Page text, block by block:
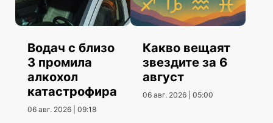
Водач с близо
3 промила
алкохол
катастрофира
06 авг. 2026 | 09:18
Какво вещаят
звездите за 6
август
06 авг. 2026 | 05:00